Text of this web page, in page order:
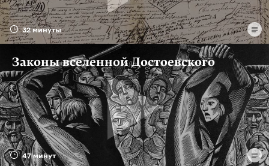
32 минуты
47 минут
Законы вселенной Достоевского